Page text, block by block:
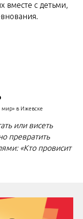
вместе с детьми,
мир» в Ижевске
или висеть
превратить
«Кто провисит